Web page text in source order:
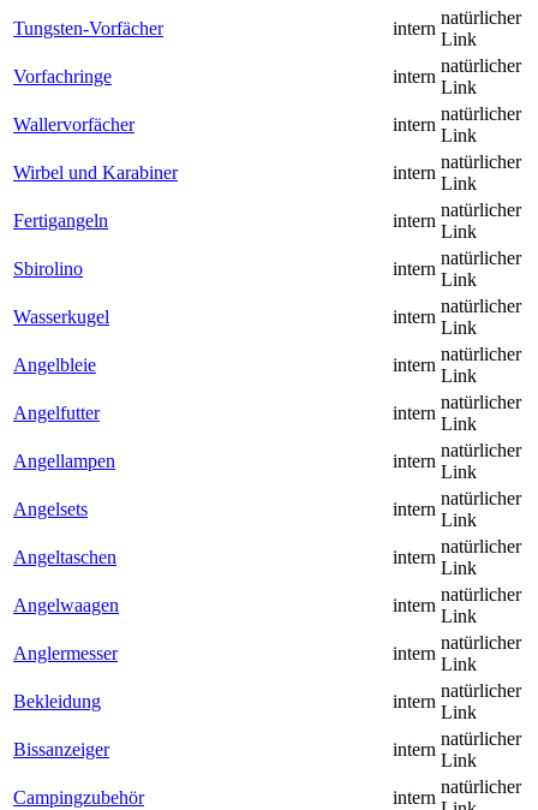
Tungsten-Vorfächer
intern
natürlicher
Link
Vorfachringe
intern
natürlicher
Link
Wallervorfächer
intern
natürlicher
Link
Wirbel und Karabiner
intern
natürlicher
Link
Fertigangeln
intern
natürlicher
Link
Sbirolino
intern
natürlicher
Link
Wasserkugel
intern
natürlicher
Link
Angelbleie
intern
natürlicher
Link
Angelfutter
intern
natürlicher
Link
Angellampen
intern
natürlicher
Link
Angelsets
intern
natürlicher
Link
Angeltaschen
intern
natürlicher
Link
Angelwaagen
intern
natürlicher
Link
Anglermesser
intern
natürlicher
Link
Bekleidung
intern
natürlicher
Link
Bissanzeiger
intern
natürlicher
Link
Campingzubehör
intern
natürlicher